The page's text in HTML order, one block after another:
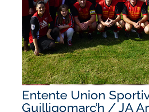
Entente Union
Guilligomarc’h / JA